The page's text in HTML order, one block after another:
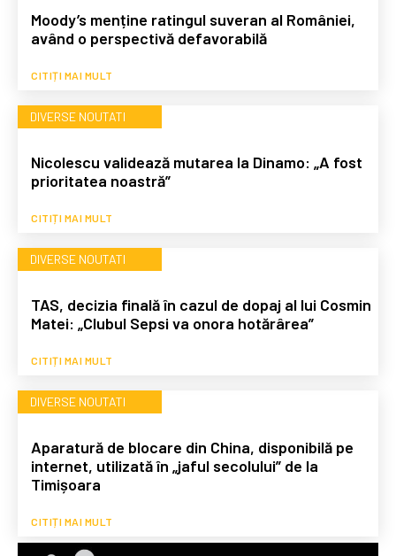
Moody’s menține ratingul suveran al României,
având o perspectivă defavorabilă
CITIȚI MAI MULT
DIVERSE NOUTATI
Nicolescu validează mutarea la Dinamo: „A fost
prioritatea noastră”
CITIȚI MAI MULT
DIVERSE NOUTATI
TAS, decizia finală în cazul de dopaj al lui Cosmin
Matei: „Clubul Sepsi va onora hotărârea”
CITIȚI MAI MULT
DIVERSE NOUTATI
Aparatură de blocare din China, disponibilă pe
internet, utilizată în „jaful secolului” de la
Timișoara
CITIȚI MAI MULT